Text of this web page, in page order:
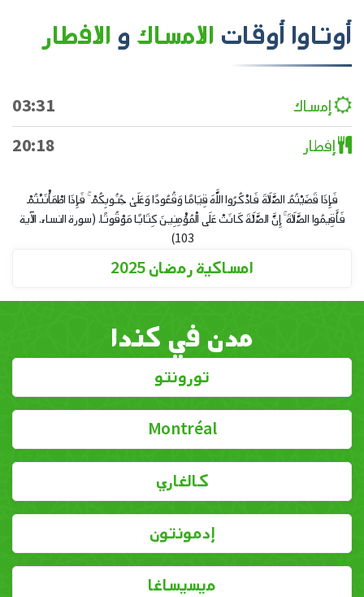
أوتاوا أوقات الامساك و الافطار
إمساك
03:31
إفطار
20:18
فَإِذَا قَضَيْتُمُ الصَّلَاةَ فَاذْكُرُوا اللَّهَ قِيَامًا وَقُعُودًا وَعَلَىٰ جُنُوبِكُمْ ۚ فَإِذَا اطْمَأْنَنْتُمْ
فَأَقِيمُوا الصَّلَاةَ ۚ إِنَّ الصَّلَاةَ كَانَتْ عَلَى الْمُؤْمِنِينَ كِتَابًا مَوْقُوتًا. (سورة النساء. الآية
103)
امساكية رمضان 2025
مدن في كندا
تورونتو
Montréal
كالغاري
إدمونتون
ميسيساغا